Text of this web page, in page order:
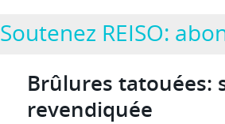
Soutenez REISO:
Brûlures tatouées:
revendiquée